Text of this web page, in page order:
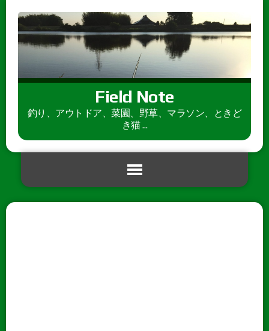
Field Note
釣り、アウトドア、菜園、野草、マラソン、ときど
き猫 ...